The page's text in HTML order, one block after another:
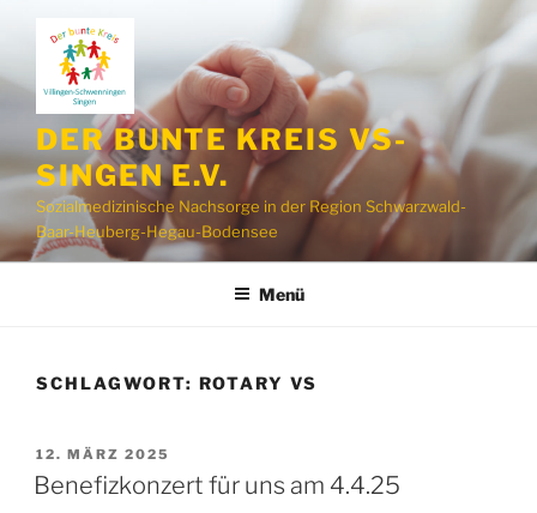
springen
DER BUNTE KREIS VS-
SINGEN E.V.
Sozialmedizinische Nachsorge in der Region Schwarzwald-
Baar-Heuberg-Hegau-Bodensee
Menü
SCHLAGWORT: ROTARY VS
VERÖFFENTLICHT
AM
12. MÄRZ 2025
Benefizkonzert für uns am 4.4.25